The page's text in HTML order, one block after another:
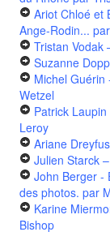
Ariot Chloé et
Ange-Rodin...
Tristan Vodak
Suzanne
Michel
Wetzel
Patrick
Leroy
Ariane
Julien Starck
John Berger -
des photos. par
Karine
Bishop